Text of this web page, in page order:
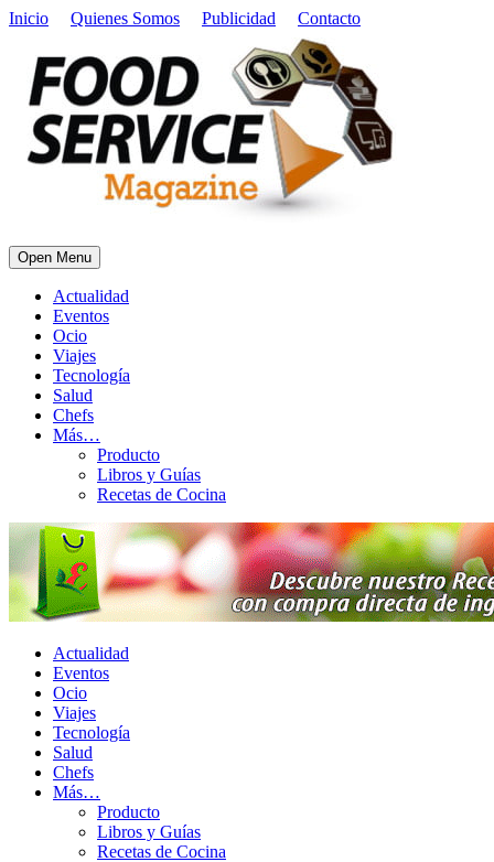
Inicio Quienes Somos Publicidad Contacto
Open Menu
Actualidad
Eventos
Ocio
Viajes
Tecnología
Salud
Chefs
Más…
Producto
Libros y Guías
Recetas de Cocina
Actualidad
Eventos
Ocio
Viajes
Tecnología
Salud
Chefs
Más…
Producto
Libros y Guías
Recetas de Cocina